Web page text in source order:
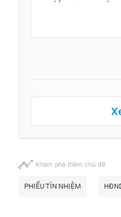
Khám phá thêm chủ đề
PHIẾU TÍN NHIỆM